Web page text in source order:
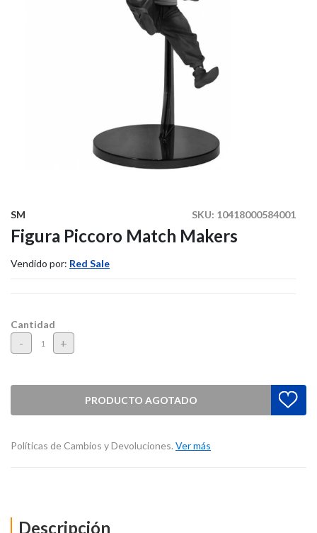
SKU: 10418000584001
SM
Figura Piccoro Match Makers
Vendido por: Red Sale
Cantidad
- +
PRODUCTO AGOTADO
Políticas de Cambios y Devoluciones. Ver más
Descripción